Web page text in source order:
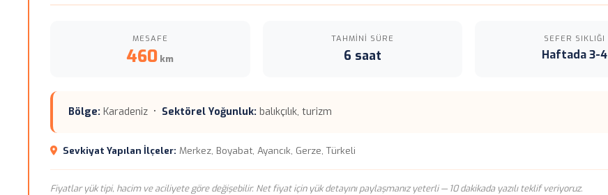
MESAFE
460 km
TAHMINI SÜRE
6 saat
SEFER SIKLIĞI
Haftada 3-4
Bölge: Karadeniz • Sektörel Yoğunluk: balıkçılık, turizm
Sevkiyat Yapılan İlçeler: Merkez, Boyabat, Ayancık, Gerze, Türkeli
Fiyatlar yük tipi, hacim ve aciliyete göre değişebilir. Net fiyat için yük detayını paylaşmanız yeterli — 10 dakikada yazılı teklif veriyoruz.